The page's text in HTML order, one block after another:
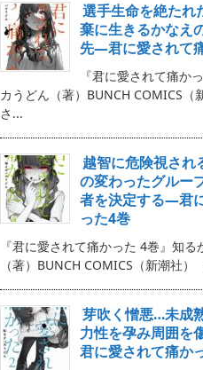
選手生命を絶たれ
棄に生きるかなえ
先―君に愛されて
『君に愛されて痛か
カうどん（著）BUNCH COMICS
さ...
越智に危険視され
の変わったグルー
者を決定する―君
った4巻
『君に愛されて痛かった 4巻』知る
（著）BUNCH COMICS（新潮社
芽吹く憎悪…未成
力性を孕み周囲を
君に愛されて痛か